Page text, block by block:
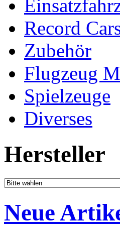
Record
Zubehör
Flugzeug
Spielzeuge
Diverses
Hersteller
Neue